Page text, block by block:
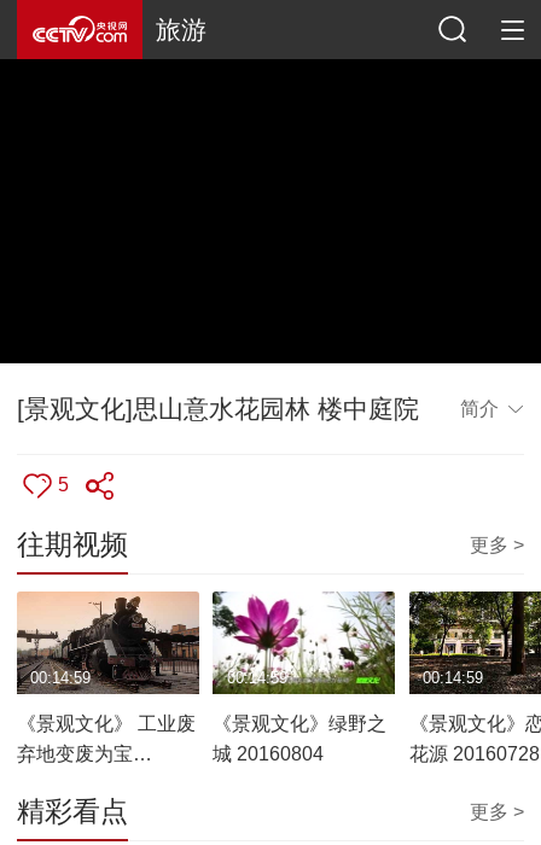
旅游
[景观文化]思山意水花园林 楼中庭院 简介
5
往期视频 更多 >
《景观文化》 工业废
弃地变废为宝
00:14:59
《景观文化》绿野之
城 20160804
00:14:59
《景观文化》
花源 20160728
00:14:59
精彩看点 更多 >